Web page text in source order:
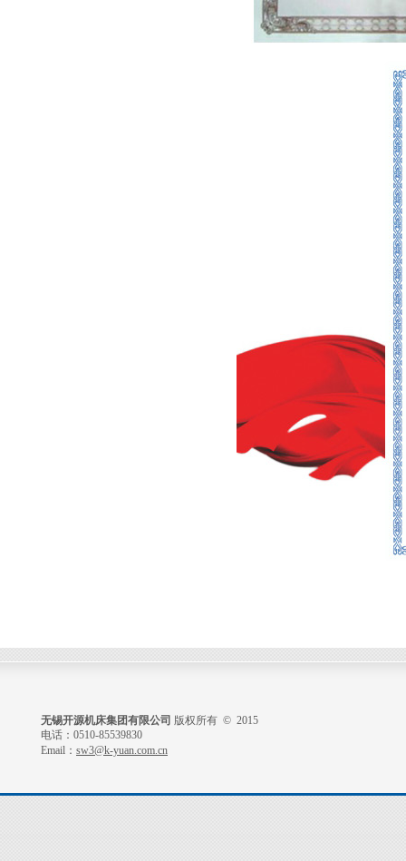
无锡开源机床集团有限公司 版权所有 © 2015
电话：0510-85539830
Email： sw3@k-yuan.com.cn